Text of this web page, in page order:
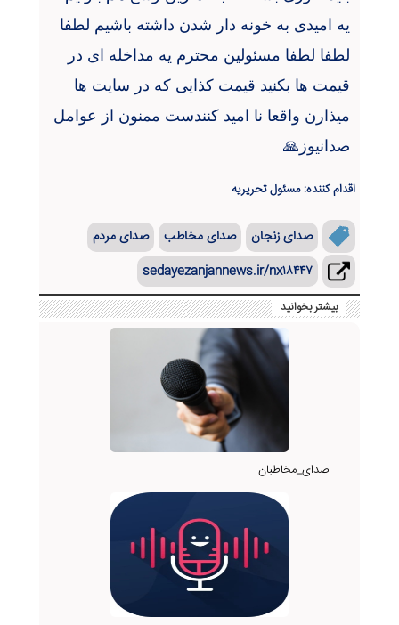
یه امیدی به خونه دار شدن داشته باشیم لطفا
لطفا لطفا مسئولین محترم یه مداخله ای در
قیمت ها بکنید قیمت کذایی که در سایت ها
میذارن واقعا نا امید کنندست ممنون از عوامل
صدانیوز 🙏
اقدام کننده: مسئول تحریریه
صدای زنجان صدای مخاطب
صدای مردم
sedayezanjannews.ir/nx۱۸۴۴۷
بیشتر بخوانید
صدای_مخاطبان